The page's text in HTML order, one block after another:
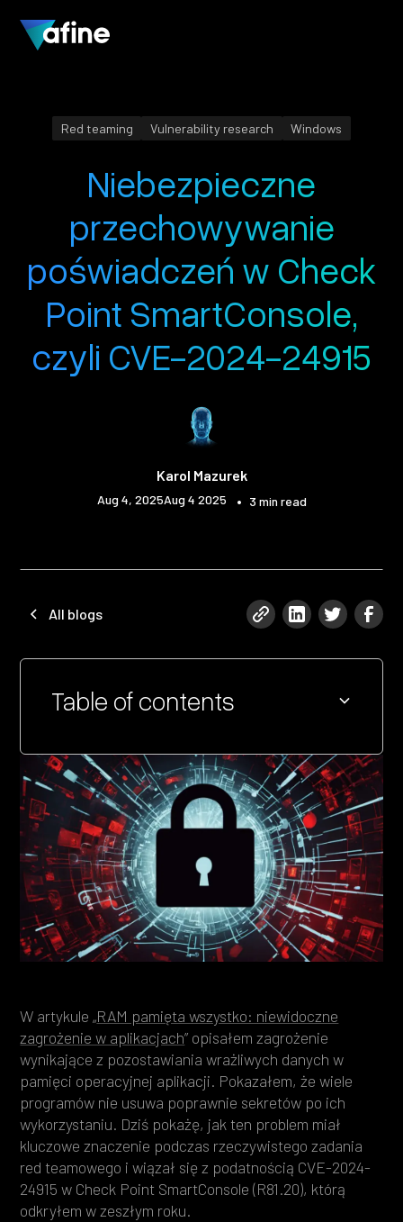
Red teaming Vulnerability research Windows
Niebezpieczne
przechowywanie
poświadczeń w Check
Point SmartConsole,
czyli CVE-2024-24915
Karol Mazurek
Aug 4, 2025Aug 4 2025 • 3 min read
All blogs
W artykule „RAM pamięta wszystko: niewidoczne
zagrożenie w aplikacjach” opisałem zagrożenie
wynikające z pozostawiania wrażliwych danych w
pamięci operacyjnej aplikacji. Pokazałem, że wiele
programów nie usuwa poprawnie sekretów po ich
wykorzystaniu. Dziś pokażę, jak ten problem miał
kluczowe znaczenie podczas rzeczywistego zadania
red teamowego i wiązał się z podatnością CVE-2024-
24915 w Check Point SmartConsole (R81.20), którą
odkryłem w zeszłym roku.
Table of contents
Heading 2
Heading 3
Heading 4
Heading 5
Heading 6